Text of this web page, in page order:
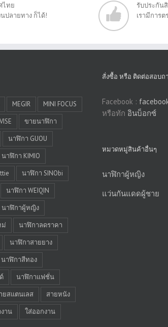
ไทย
นปลายทาง ก็ได้!
รับประกั
เรามีการ
MEGIR
MINI FOCUS
ขายนาฬิกา
นาฬิกา GUOU
นาฬิกา KIMIO
นาฬิกา SINObi
นาฬิกา WEIQIN
นาฬิกาผู้หญิง
ม่
นาฬิกาลดราคา
นาฬิกาสายยาง
นาฬิกาสีทอง
นาฬิกาแฟชั่น
ยสแตนเลส
สายหนัง
าน ใส่ออกงาน
สั่งซื้อ หรือ ติดต่อสอบถ
Facebook :
หรือทัก อินบ็อกซ์
หมวดหมู่สินค้าอื่นๆ
นาฬิกาผู้หญิง
แว่นกันแดดผู้ชาย